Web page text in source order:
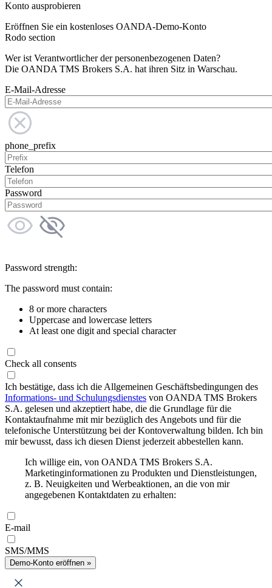
Konto ausprobieren
Eröffnen Sie ein kostenloses OANDA-Demo-Konto
Rodo section
Wer ist Verantwortlicher der personenbezogenen Daten?
Die OANDA TMS Brokers S.A. hat ihren Sitz in Warschau.
E-Mail-Adresse
phone_prefix
Telefon
Password
Password strength:
The password must contain:
8 or more characters
Uppercase and lowercase letters
At least one digit and special character
Check all consents
Ich bestätige, dass ich die Allgemeinen Geschäftsbedingungen des
Informations- und Schulungsdienstes von OANDA TMS Brokers
S.A. gelesen und akzeptiert habe, die die Grundlage für die
Kontaktaufnahme mit mir bezüglich des Angebots und für die
telefonische Unterstützung bei der Kontoverwaltung bilden. Ich bin
mir bewusst, dass ich diesen Dienst jederzeit abbestellen kann.
Ich willige ein, von OANDA TMS Brokers S.A.
Marketinginformationen zu Produkten und Dienstleistungen,
z. B. Neuigkeiten und Werbeaktionen, an die von mir
angegebenen Kontaktdaten zu erhalten:
E-mail
SMS/MMS
Demo-Konto eröffnen »